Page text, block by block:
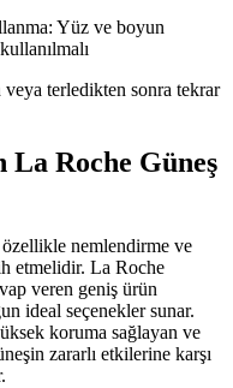
Yüz ve boyun
terledikten sonra tekrar
Roche Güneş
nemlendirme ve
etmelidir. La Roche
veren geniş ürün
ideal seçenekler sunar.
koruma sağlayan ve
zararlı etkilerine karşı